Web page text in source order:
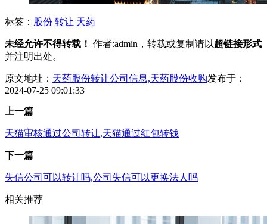
标签： 股份 转让 天药
未经允许不得转载！ 作者:admin，转载或复制请以超链接形式
并注明出处。
原文地址： 天药股份转让公司信息,天药股份收购发布于：
2024-07-25 09:01:33
上一篇
天猫审核通过公司转让,天猫通过红包转钱
下一篇
失信公司可以转让吗,公司失信可以更换法人吗
相关推荐